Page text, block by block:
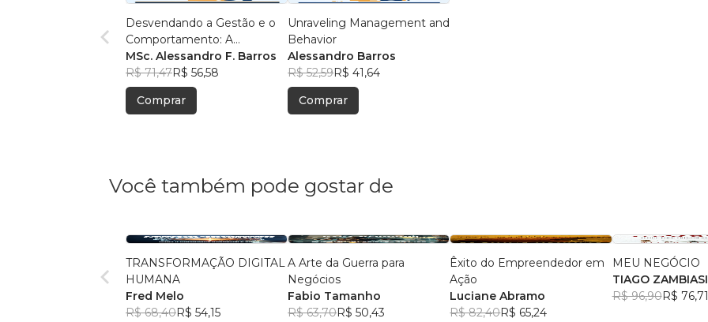
Desvendando a Gestão e o
Comportamento: A
Liderança do Futuro
MSc. Alessandro F. Barros
R$ 71,47R$ 56,58
Comprar
Unraveling Management and
Behavior
Alessandro Barros
R$ 52,59R$ 41,64
Comprar
Você também pode gostar de
TRANSFORMAÇÃO DIGITAL
HUMANA
Fred Melo
R$ 68,40R$ 54,15
A Arte da Guerra para
Negócios
Fabio Tamanho
R$ 63,70R$ 50,43
Êxito do Empreendedor em
Ação
Luciane Abramo
R$ 82,40R$ 65,24
MEU NEGÓCIO
TIAGO ZAMBIASI
R$ 96,90R$ 76,71